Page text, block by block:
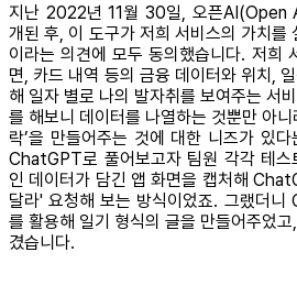
지난 2022년 11월 30일, 오픈AI(Open
개된 후, 이 도구가 저희 서비스의 가치를
이라는 의견에 모두 동의했습니다. 저희
면, 카드 내역 등의 금융 데이터와 위치,
해 일자 별로 나의 발자취를 보여주는 서
를 해보니 데이터를 나열하는 것뿐만 아
락’을 만들어주는 것에 대한 니즈가 있
ChatGPT로 풀어보고자 팀원 각각 테스
인 데이터가 담긴 앱 화면을 캡처해
달라' 요청해 보는 방식이었죠. 그랬더
를 활용해 일기 형식의 글을 만들어주었
겼습니다.